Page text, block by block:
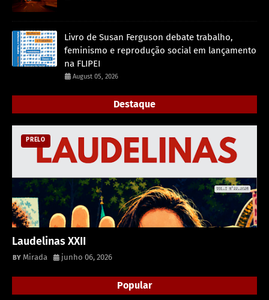
Livro de Susan Ferguson debate trabalho,
feminismo e reprodução social em lançamento
na FLIPEI
August 05, 2026
Destaque
PRELO
Laudelinas XXII
Mirada junho 06, 2026
Popular